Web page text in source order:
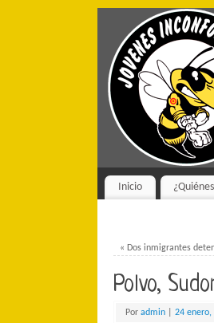
Inicio
« Dos inmigrantes
Polvo,
Por admin 24 enero,